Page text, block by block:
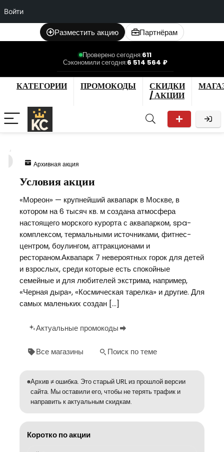
Войти
Разместить акцию Партнёрам
Проверено сегодня:611
Сэкономили сегодня:6 514 564 ₽
КАТЕГОРИИ ПРОМОКОДЫ
СКИДКИ
/ АКЦИИ
Архивная акция
Условия акции
«Мореон» — крупнейший аквапарк в Москве, в
котором на 6 тысяч кв. м создана атмосфера
настоящего морского курорта с аквапарком, spa-
комплексом, термальными источниками, фитнес-
центром, боулингом, аттракционами и
рестораном.Аквапарк 7 невероятных горок для детей
и взрослых, среди которые есть спокойные
семейные и для любителей экстрима, например,
«Черная дыра», «Космическая тарелка» и другие. Для
самых маленьких создан […]
Актуальные промокоды
Все магазины Поиск по теме
Архив ≠ ошибка. Это старый URL из прошлой версии
сайта. Мы оставили его, чтобы не терять трафик и
направить к актуальным скидкам.
Коротко по акции